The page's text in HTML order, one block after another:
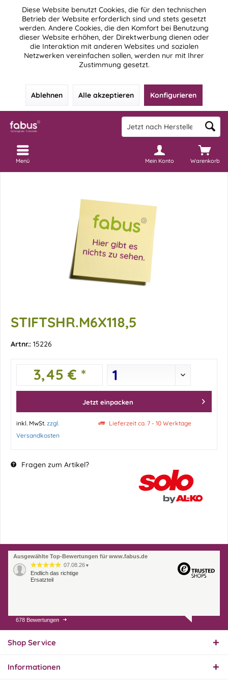
Diese Website benutzt Cookies, die für den technischen
Betrieb der Website erforderlich sind und stets gesetzt
werden. Andere Cookies, die den Komfort bei Benutzung
dieser Website erhöhen, der Direktwerbung dienen oder
die Interaktion mit anderen Websites und sozialen
Netzwerken vereinfachen sollen, werden nur mit Ihrer
Zustimmung gesetzt.
Ablehnen Alle akzeptieren Konfigurieren
Warenkorb
Mein Konto
Menü
STIFTSHR.M6X118,5
Artnr.: 15226
3,45 € *
Jetzt einpacken
inkl. MwSt. zzgl.
Versandkosten
Lieferzeit ca. 7 - 10 Werktage
Fragen zum Artikel?
Ausgewählte Top-Bewertungen für www.fabus.de
07.08.26 ▼
Endlich das richtige
Ersatzteil
01.08.26
Innerhalb 2 Tagen Ware
678 Bewertungen
Shop Service
Informationen